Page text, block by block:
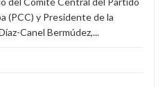
(PCC) y Presidente de la
Canel Bermúdez,...